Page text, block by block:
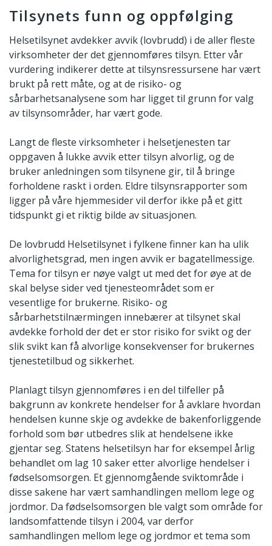
Tilsynets funn og oppfølging
Helsetilsynet avdekker avvik (lovbrudd) i de aller fleste
virksomheter der det gjennomføres tilsyn. Etter vår
vurdering indikerer dette at tilsynsressursene har vært
brukt på rett måte, og at de risiko- og
sårbarhetsanalysene som har ligget til grunn for valg
av tilsynsområder, har vært gode.
Langt de fleste virksomheter i helsetjenesten tar
oppgaven å lukke avvik etter tilsyn alvorlig, og de
bruker anledningen som tilsynene gir, til å bringe
forholdene raskt i orden. Eldre tilsynsrapporter som
ligger på våre hjemmesider vil derfor ikke på et gitt
tidspunkt gi et riktig bilde av situasjonen.
De lovbrudd Helsetilsynet i fylkene finner kan ha ulik
alvorlighetsgrad, men ingen avvik er bagatellmessige.
Tema for tilsyn er nøye valgt ut med det for øye at de
skal belyse sider ved tjenesteområdet som er
vesentlige for brukerne. Risiko- og
sårbarhetstilnærmingen innebærer at tilsynet skal
avdekke forhold der det er stor risiko for svikt og der
slik svikt kan få alvorlige konsekvenser for brukernes
tjenestetilbud og sikkerhet.
Planlagt tilsyn gjennomføres i en del tilfeller på
bakgrunn av konkrete hendelser for å avklare hvordan
hendelsen kunne skje og avdekke de bakenforliggende
forhold som bør utbedres slik at hendelsene ikke
gjentar seg. Statens helsetilsyn har for eksempel årlig
behandlet om lag 10 saker etter alvorlige hendelser i
fødselsomsorgen. Et gjennomgående sviktområde i
disse sakene har vært samhandlingen mellom lege og
jordmor. Da fødselsomsorgen ble valgt som område for
landsomfattende tilsyn i 2004, var derfor
samhandlingen mellom lege og jordmor et tema som